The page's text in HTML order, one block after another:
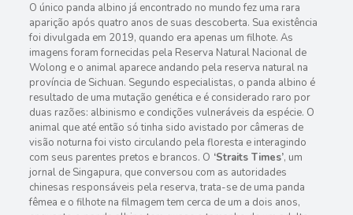
O único panda albino já encontrado no mundo fez uma rara
aparição após quatro anos de suas descoberta. Sua existência
foi divulgada em 2019, quando era apenas um filhote. As
imagens foram fornecidas pela Reserva Natural Nacional de
Wolong e o animal aparece andando pela reserva natural na
província de Sichuan. Segundo especialistas, o panda albino é
resultado de uma mutação genética e é considerado raro por
duas razões: albinismo e condições vulneráveis da espécie. O
animal que até então só tinha sido avistado por câmeras de
visão noturna foi visto circulando pela floresta e interagindo
com seus parentes pretos e brancos. O ‘Straits Times’, um
jornal de Singapura, que conversou com as autoridades
chinesas responsáveis pela reserva, trata-se de uma panda
fêmea e o filhote na filmagem tem cerca de um a dois anos,